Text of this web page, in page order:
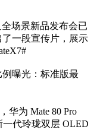
全场景新品发布会已
了一段宣传片，展示
例曝光：标准版最
华为 Mate 80 Pro
一代玲珑双层 OLED